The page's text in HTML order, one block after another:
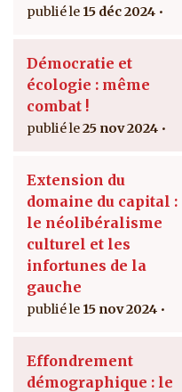
15 déc 2024
Démocratie et
écologie : même
combat !
25 nov 2024
Extension du
domaine du capital :
le néolibéralisme
culturel et les
infortunes de la
gauche
15 nov 2024
Effondrement
démographique : le